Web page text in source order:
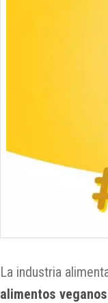
La industria
alimentos